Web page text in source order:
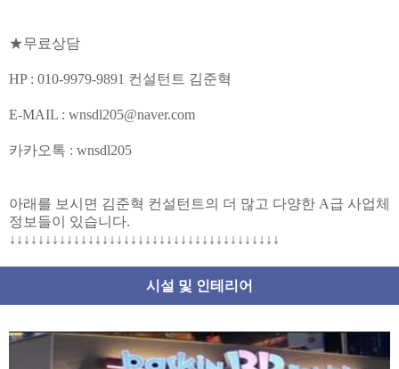
★무료상담
HP : 010-9979-9891 컨설턴트 김준혁
E-MAIL : wnsdl205@naver.com
카카오톡 : wnsdl205
아래를 보시면 김준혁 컨설턴트의 더 많고 다양한 A급 사업체
정보들이 있습니다.
↓↓↓↓↓↓↓↓↓↓↓↓↓↓↓↓↓↓↓↓↓↓↓↓↓↓↓↓↓↓↓↓↓↓↓↓↓↓
시설 및 인테리어